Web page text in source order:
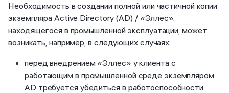
Необходимость в создании полной или частичной копии
экземпляра Active Directory (AD) / «Эллес»,
находящегося в промышленной эксплуатации, может
возникать, например, в следующих случаях:
перед внедрением «Эллес» у клиента с
работающим в промышленной среде экземпляром
AD требуется убедиться в работоспособности